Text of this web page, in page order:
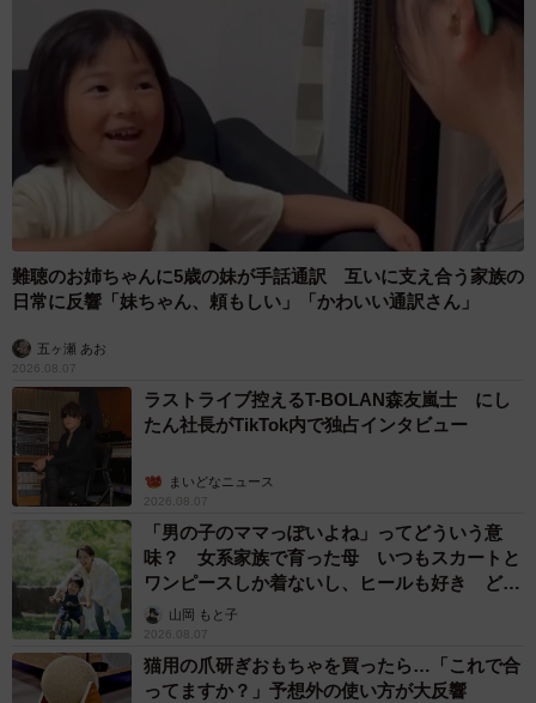
難聴のお姉ちゃんに5歳の妹が手話通訳 互いに支え合う家族の
日常に反響「妹ちゃん、頼もしい」「かわいい通訳さん」
五ヶ瀬 あお
2026.08.07
ラストライブ控えるT-BOLAN森友嵐士 にし
たん社長がTikTok内で独占インタビュー
まいどなニュース
2026.08.07
「男の子のママっぽいよね」ってどういう意
味？ 女系家族で育った母 いつもスカートと
ワンピースしか着ないし、ヒールも好き どの
へんが…
山岡 もと子
2026.08.07
猫用の爪研ぎおもちゃを買ったら…「これで合
ってますか？」予想外の使い方が大反響